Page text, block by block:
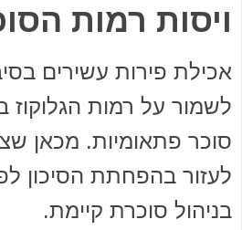
ויסות רמות
אכילת פירות עשירים
לשמור על רמות הגלוקוז
סוכר פתאומיות. מכאן
לעזור בהפחתת הסיכון
בניהול סוכרת קיימת.